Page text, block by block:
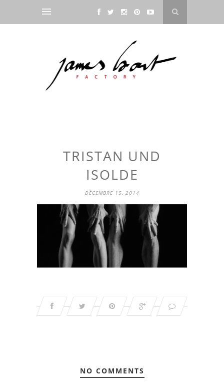
TRISTAN UND
ISOLDE
DÉCEMBRE 15, 2014
NO COMMENTS